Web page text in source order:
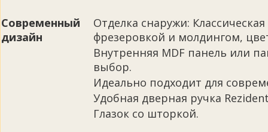
Современный
дизайн
Отделка снаружи:
фрезеровкой и молдингом,
Внутренняя MDF панель или
выбор.
Идеально подходит для
Удобная дверная ручка
Глазок со шторкой.